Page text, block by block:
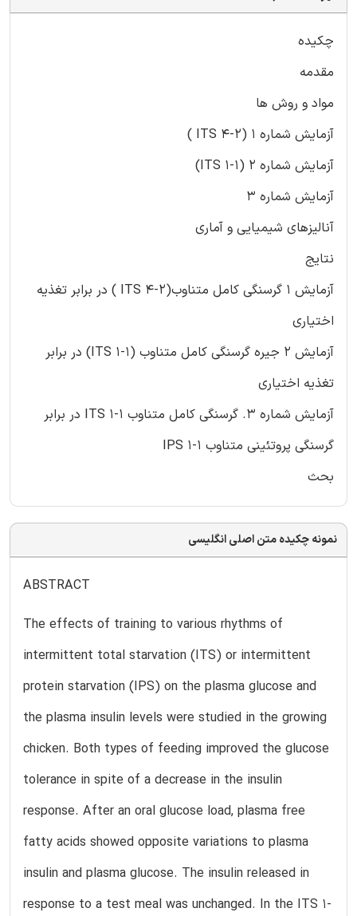
چکیده
مقدمه
مواد و روش ها
آزمایش شماره 1 (2-4 ITS )
آزمایش شماره 2 (1-1 ITS)
آزمایش شماره 3
آنالیزهای شیمیایی و آماری
نتایج
آزمایش 1 گرسنگی کامل متناوب(2-4 ITS ) در برابر تغذیه
اختیاری
آزمایش 2 جیره گرسنگی کامل متناوب (1-1 ITS) در برابر
تغذیه اختیاری
آزمایش شماره 3. گرسنگی کامل متناوب 1-1 ITS در برابر
گرسنگی پروتئینی متناوب IPS 1-1
بحث
نمونه چکیده متن اصلی انگلیسی
ABSTRACT
The effects of training to various rhythms of
intermittent total starvation (ITS) or intermittent
protein starvation (IPS) on the plasma glucose and
the plasma insulin levels were studied in the growing
chicken. Both types of feeding improved the glucose
tolerance in spite of a decrease in the insulin
response. After an oral glucose load, plasma free
fatty acids showed opposite variations to plasma
insulin and plasma glucose. The insulin released in
response to a test meal was unchanged. In the ITS 1-